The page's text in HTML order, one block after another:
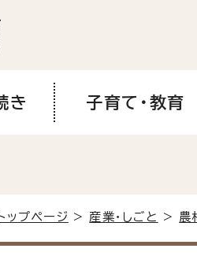
き 子育て・教育
トップページ > 産業・しごと > 農